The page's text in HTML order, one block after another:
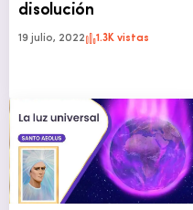
disolución
19 julio, 2022 1.3K vistas